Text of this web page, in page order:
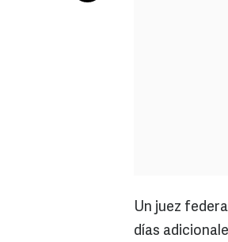
Un juez
días